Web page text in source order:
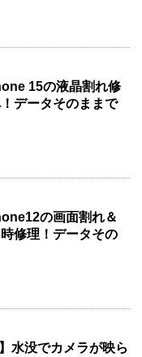
15の液晶割れ修
データそのままで
の画面割れ＆
修理！データその
水没でカメラが映ら